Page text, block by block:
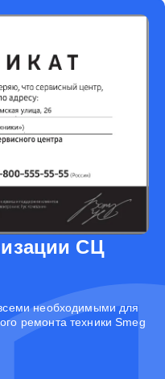
СЦ
необходимыми для
ремонта техники Smeg